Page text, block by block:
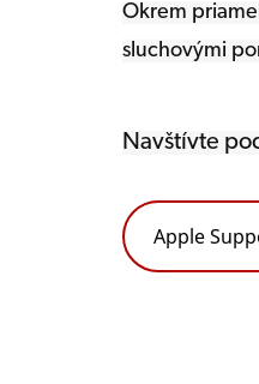
Okrem
sluchovými
Navštívte
Apple